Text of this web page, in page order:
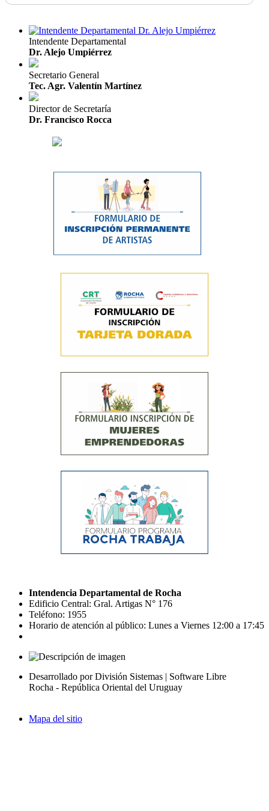
Intendente Departamental
Dr. Alejo Umpiérrez
Secretario General
Tec. Agr. Valentín Martínez
Director de Secretaría
Dr. Francisco Rocca
Intendencia Departamental de Rocha
Edificio Central: Gral. Artigas N° 176
Teléfono: 1955
Horario de atención al público: Lunes a Viernes 12:00 a 17:45
Desarrollado por División Sistemas | Software Libre
Rocha - República Oriental del Uruguay
Mapa del sitio